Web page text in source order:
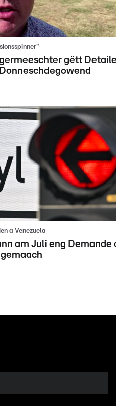
gëtt
a Venezuela
am Juli eng Demande